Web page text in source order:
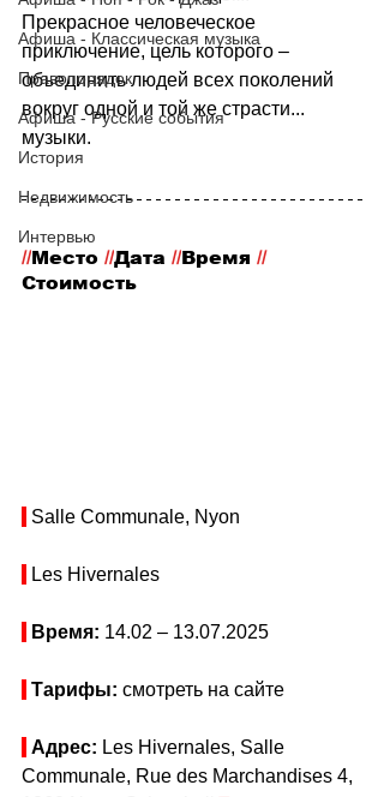
Афиша - Классическая музыка
Правопорядок
Афиша - Русские события
История
Недвижимость
Интервью
Прекрасное человеческое
приключение, цель которого –
объединить людей всех поколений
вокруг одной и той же страсти...
музыки.
//Место //Дата //Время //
Стоимость
Salle Communale, Nyon
Les Hivernales
Время: 14.02 – 13.07.2025
Тарифы: смотреть на сайте
Адрес: Les Hivernales, Salle
Communale, Rue des Marchandises 4,